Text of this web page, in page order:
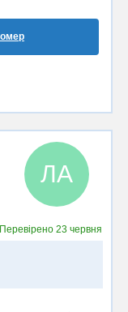
ЛА
Перевірено23 червня